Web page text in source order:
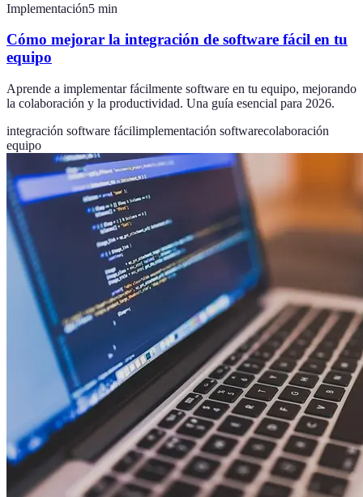
Implementación5 min
Cómo mejorar la integración de software fácil en tu
equipo
Aprende a implementar fácilmente software en tu equipo, mejorando
la colaboración y la productividad. Una guía esencial para 2026.
integración software fácilimplementación softwarecolaboración
equipo